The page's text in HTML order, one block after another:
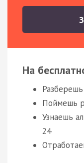
На
Поймешь
Узнаешь
24